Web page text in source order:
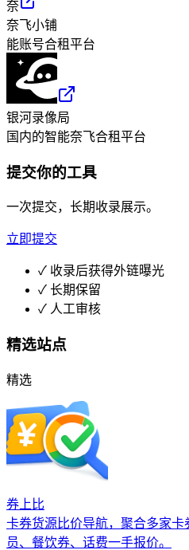
奈
奈飞小铺
能账号合租平台
银河录像局
国内的智能奈飞合租平台
提交你的工具
一次提交，长期收录展示。
立即提交
✓ 收录后获得外链曝光
✓ 长期保留
✓ 人工审核
精选站点
精选
券上比
卡券货源比价导航，聚合多家
员、餐饮券、话费一手报价。